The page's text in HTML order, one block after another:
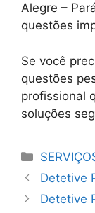
Alegre –
questões
Se você
questões
profissional
soluções
Detetive
Detetive